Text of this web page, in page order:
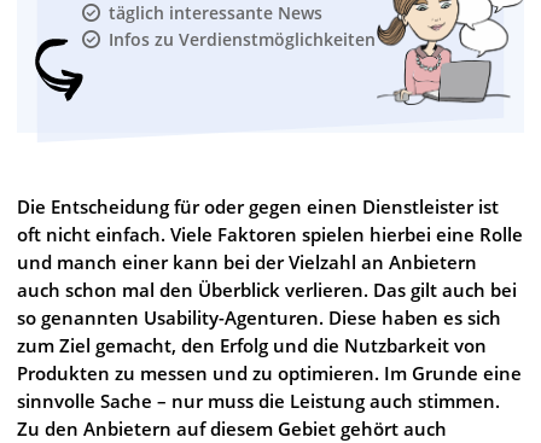
täglich interessante News
Infos zu Verdienstmöglichkeiten
Die Entscheidung für oder gegen einen Dienstleister ist
oft nicht einfach. Viele Faktoren spielen hierbei eine Rolle
und manch einer kann bei der Vielzahl an Anbietern
auch schon mal den Überblick verlieren. Das gilt auch bei
so genannten Usability-Agenturen. Diese haben es sich
zum Ziel gemacht, den Erfolg und die Nutzbarkeit von
Produkten zu messen und zu optimieren. Im Grunde eine
sinnvolle Sache – nur muss die Leistung auch stimmen.
Zu den Anbietern auf diesem Gebiet gehört auch